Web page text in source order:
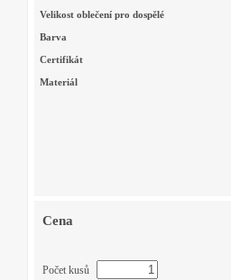
Velikost oblečení pro dospělé
Barva
Certifikát
Materiál
Cena
Počet kusů